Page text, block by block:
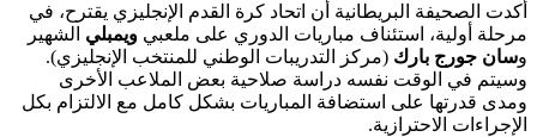
أكدت الصحيفة البريطانية أن اتحاد كرة القدم الإنجليزي يقترح، في
مرحلة أولية، استئناف مباريات الدوري على ملعبي ويمبلي الشهير
وسان جورج بارك (مركز التدريبات الوطني للمنتخب الإنجليزي).
وسيتم في الوقت نفسه دراسة صلاحية بعض الملاعب الأخرى
ومدى قدرتها على استضافة المباريات بشكل كامل مع الالتزام بكل
الإجراءات الاحترازية.